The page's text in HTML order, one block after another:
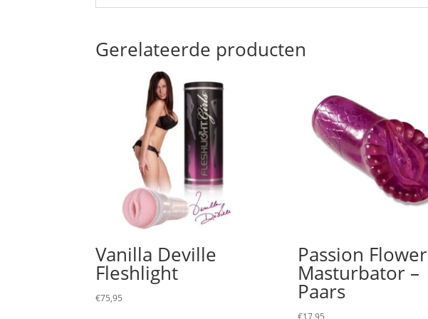
Gerelateerde producten
Vanilla Deville
Fleshlight
€75,95
Passion Flower
Masturbator –
Paars